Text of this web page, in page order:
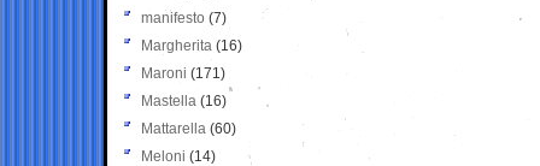
manifesto (7)
Margherita (16)
Maroni (171)
Mastella (16)
Mattarella (60)
Meloni (14)